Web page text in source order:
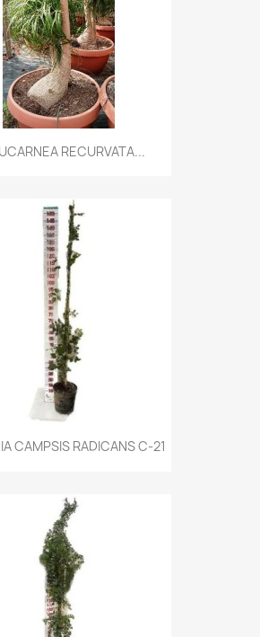
RECURVATA...
CAMPSIS RADICANS C-21